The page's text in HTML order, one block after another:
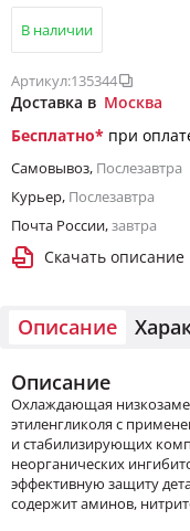
В наличии
Артикул:135344
Доставка в Москва
Бесплатно* при
Самовывоз, Послезавтра
Курьер, Послезавтра
Почта России,завтра
Скачать описание
Описание
Описание
Охлаждающая
этиленгликоля с
и стабилизирующих
неорганических
эффективную защиту
содержит аминов,